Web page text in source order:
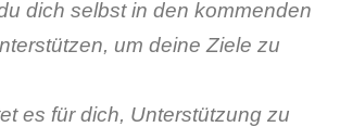
dich selbst in den kommenden
um deine Ziele zu
es für dich, Unterstützung zu